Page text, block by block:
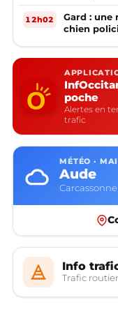
12h02
Gard : une
chien
poche
Alertes en
trafic
MÉTÉO ·
Aude
Carcassonne
Info
Trafic